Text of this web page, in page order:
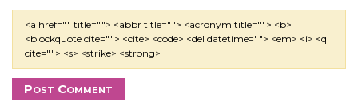
<a href="" title=""> <abbr title=""> <acronym title=""> <b>
<blockquote cite=""> <cite> <code> <del datetime=""> <em> <i> <q
cite=""> <s> <strike> <strong>